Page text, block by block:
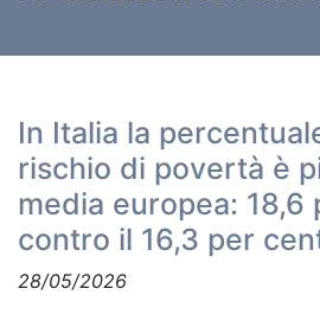
In Italia la
rischio di povertà è
media europea: 18,6
contro il 16,3 per
28/05/2026